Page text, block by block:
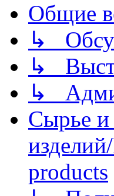
Общие
↳
↳
↳
Сырье и
products